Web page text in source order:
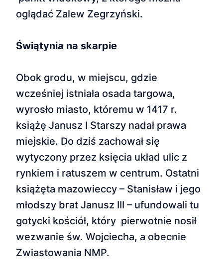
oglądać Zalew Zegrzyński.
Świątynia na skarpie
Obok grodu, w miejscu, gdzie
wcześniej istniała osada targowa,
wyrosło miasto, któremu w 1417 r.
książę Janusz I Starszy nadał prawa
miejskie. Do dziś zachował się
wytyczony przez księcia układ ulic z
rynkiem i ratuszem w centrum. Ostatni
książęta mazowieccy – Stanisław i jego
młodszy brat Janusz III – ufundowali tu
gotycki kościół, który pierwotnie nosił
wezwanie św. Wojciecha, a obecnie
Zwiastowania NMP.